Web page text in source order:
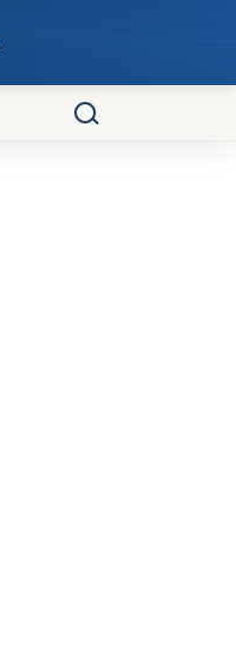
Pretraga